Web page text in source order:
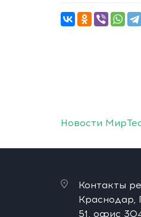
Новости
Контакты
Краснодар,
51, офис